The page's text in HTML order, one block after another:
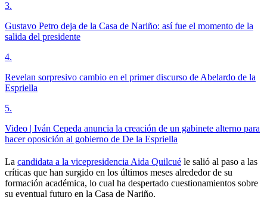
3.
Gustavo Petro deja de la Casa de Nariño: así fue el momento de la
salida del presidente
4.
Revelan sorpresivo cambio en el primer discurso de Abelardo de la
Espriella
5.
Video | Iván Cepeda anuncia la creación de un gabinete alterno para
hacer oposición al gobierno de De la Espriella
La candidata a la vicepresidencia Aida Quilcué le salió al paso a las
críticas que han surgido en los últimos meses alrededor de su
formación académica, lo cual ha despertado cuestionamientos sobre
su eventual futuro en la Casa de Nariño.